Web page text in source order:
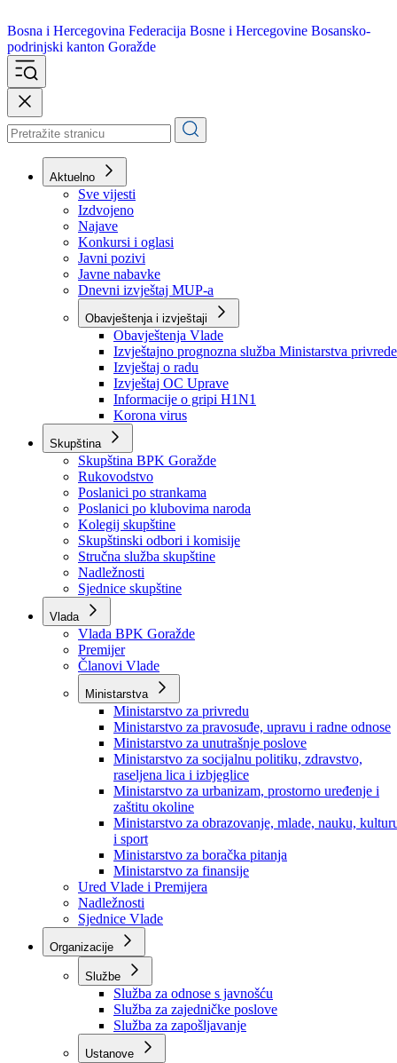
Bosna i Hercegovina
podrinjski kanton Goražde
Aktuelno
Sve vijesti
Izdvojeno
Najave
Konkursi i oglasi
Javni pozivi
Javne nabavke
Dnevni izvještaj MUP-a
Obavještenja i izvještaji
Obavještenja Vlade
Izvještajno prognozna služba Ministarstva privrede
Izvještaj o radu
Izvještaj OC Uprave
Informacije o gripi H1N1
Korona virus
Skupština
Skupština BPK Goražde
Rukovodstvo
Poslanici po strankama
Poslanici po klubovima naroda
Kolegij skupštine
Skupštinski odbori i komisije
Stručna služba skupštine
Nadležnosti
Sjednice skupštine
Vlada
Vlada BPK Goražde
Premijer
Članovi Vlade
Ministarstva
Ministarstvo za privredu
Ministarstvo za pravosuđe, upravu i radne odnose
Ministarstvo za unutrašnje poslove
Ministarstvo za socijalnu politiku, zdravstvo,
raseljena lica i izbjeglice
Ministarstvo za urbanizam, prostorno uređenje i
zaštitu okoline
Ministarstvo za obrazovanje, mlade, nauku,
i sport
Ministarstvo za boračka pitanja
Ministarstvo za finansije
Ured Vlade i Premijera
Nadležnosti
Sjednice Vlade
Organizacije
Službe
Služba za odnose s javnošću
Služba za zajedničke poslove